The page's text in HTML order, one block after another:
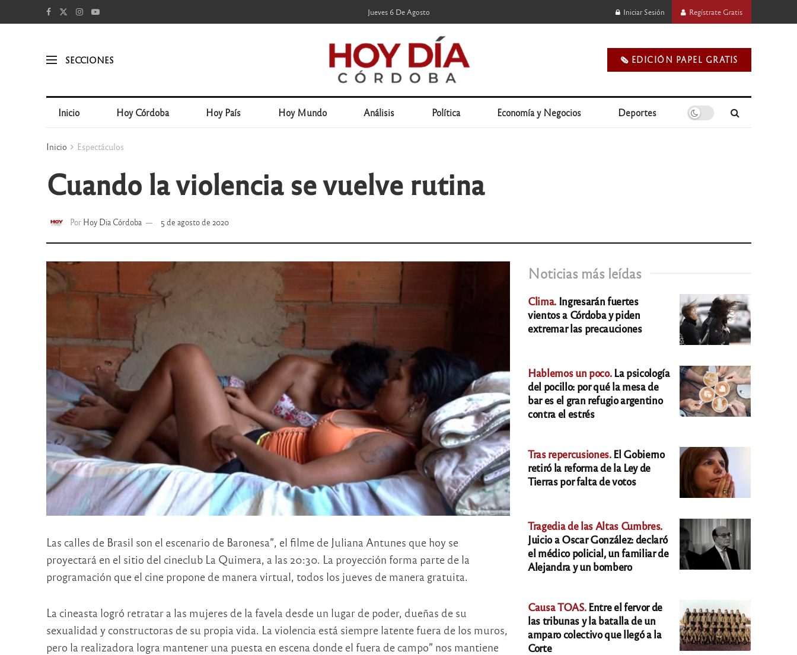
Jueves 6 De Agosto Iniciar Sesión Regístrate Gratis
SECCIONES 🗞️ EDICIÓN PAPEL GRATIS
Inicio Hoy Córdoba Hoy País Hoy Mundo Análisis Política Economía y Negocios Deportes
Inicio Espectáculos
Cuando la violencia se vuelve rutina
Por Hoy Dia Córdoba 5 de agosto de 2020
Las calles de Brasil son el escenario de Baronesa”, el filme de Juliana Antunes que hoy se
proyectará en el sitio del cineclub La Quimera, a las 20:30. La proyección forma parte de la
programación que el cine propone de manera virtual, todos los jueves de manera gratuita.
La cineasta logró retratar a las mujeres de la favela desde un lugar de poder, dueñas de su
sexualidad y constructoras de su propia vida. La violencia está siempre latente fuera de los muros,
pero la realizadora logra mantener una puesta en escena donde el fuera de campo” nos mantiene
Noticias más leídas
Clima. Ingresarán fuertes
vientos a Córdoba y piden
extremar las precauciones
Hablemos un poco.La psicología
del pocillo: por qué la mesa de
bar es el gran refugio argentino
contra el estrés
Tras repercusiones.El Gobierno
retiró la reforma de la Ley de
Tierras por falta de votos
Tragedia de las Altas Cumbres.
Juicio a Oscar González: declaró
el médico policial, un familiar de
Alejandra y un bombero
Causa TOAS.Entre el fervor de
las tribunas y la batalla de un
amparo colectivo que llegó a la
Corte